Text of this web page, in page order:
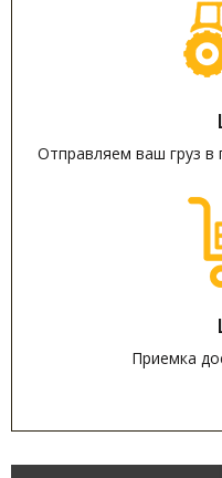
Отправляем ваш груз в
Приемка